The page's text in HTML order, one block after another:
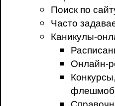
Поиск по
Часто
Каникулы-
Онлайн-